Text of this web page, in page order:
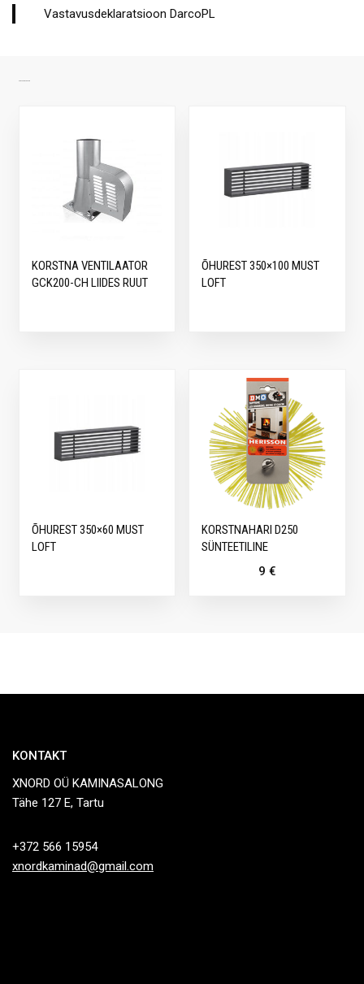
Vastavusdeklaratsioon DarcoPL
KORSTNA VENTILAATOR
GCK200-CH LIIDES RUUT
ÕHUREST 350×100 MUST
LOFT
ÕHUREST 350×60 MUST
LOFT
KORSTNAHARI D250
SÜNTEETILINE
9 €
KONTAKT
XNORD OÜ KAMINASALONG
Tähe 127 E, Tartu
+372 566 15954
xnordkaminad@gmail.com